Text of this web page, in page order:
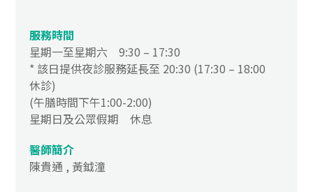
服務時間
星期一至星期六 9:30 – 17:30
* 該日提供夜診服務延長至 20:30 (17:30 – 18:00
休診)
(午膳時間下午1:00-2:00)
星期日及公眾假期 休息
醫師簡介
陳貴通 , 黃鉞潼